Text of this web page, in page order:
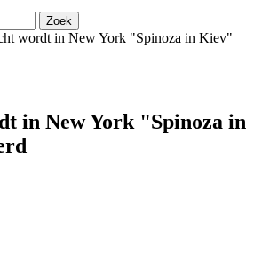
wordt in New York "Spinoza in Kiev"
in New York "Spinoza in